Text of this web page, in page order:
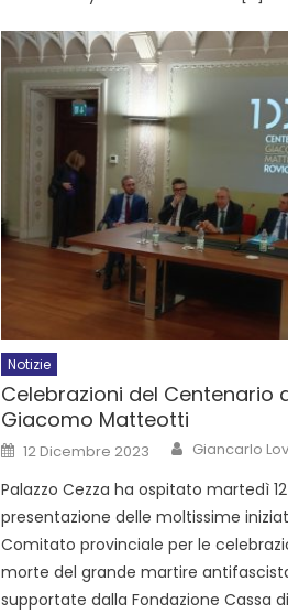
Notizie
Celebrazioni del Centenario
Giacomo Matteotti
12 Dicembre 2023 Giancarlo
Palazzo Cezza ha ospitato martedì
presentazione delle moltissime
Comitato provinciale per le
morte del grande martire
supportate dalla Fondazione Cassa